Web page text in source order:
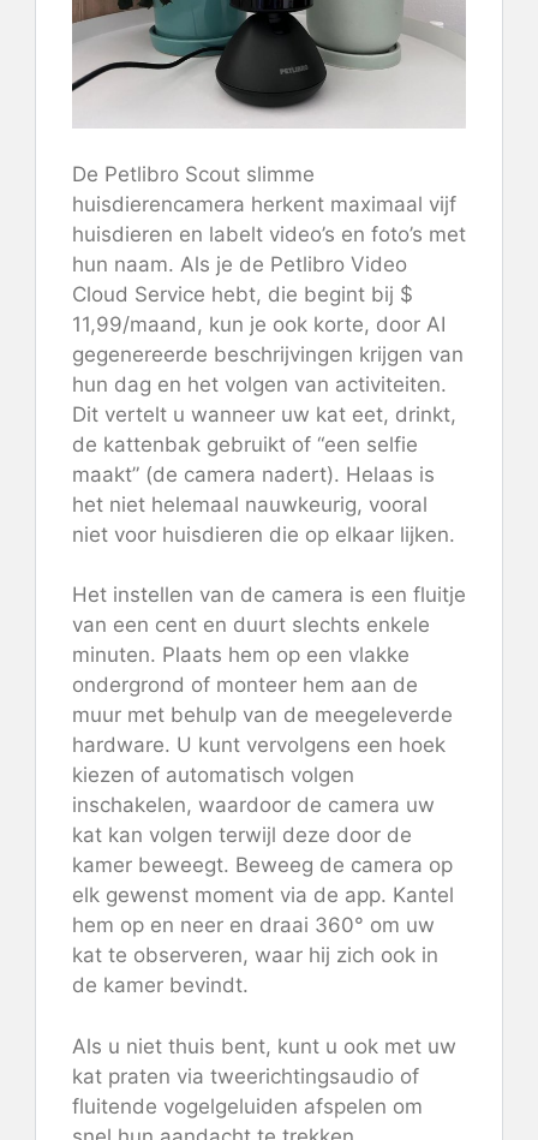
De Petlibro Scout slimme
huisdierencamera herkent maximaal vijf
huisdieren en labelt video’s en foto’s met
hun naam. Als je de Petlibro Video
Cloud Service hebt, die begint bij $
11,99/maand, kun je ook korte, door AI
gegenereerde beschrijvingen krijgen van
hun dag en het volgen van activiteiten.
Dit vertelt u wanneer uw kat eet, drinkt,
de kattenbak gebruikt of “een selfie
maakt” (de camera nadert). Helaas is
het niet helemaal nauwkeurig, vooral
niet voor huisdieren die op elkaar lijken.
Het instellen van de camera is een fluitje
van een cent en duurt slechts enkele
minuten. Plaats hem op een vlakke
ondergrond of monteer hem aan de
muur met behulp van de meegeleverde
hardware. U kunt vervolgens een hoek
kiezen of automatisch volgen
inschakelen, waardoor de camera uw
kat kan volgen terwijl deze door de
kamer beweegt. Beweeg de camera op
elk gewenst moment via de app. Kantel
hem op en neer en draai 360° om uw
kat te observeren, waar hij zich ook in
de kamer bevindt.
Als u niet thuis bent, kunt u ook met uw
kat praten via tweerichtingsaudio of
fluitende vogelgeluiden afspelen om